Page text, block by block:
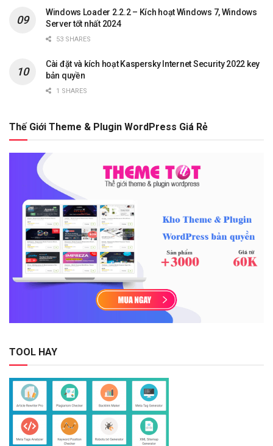
Windows Loader 2.2.2 – Kích hoạt Windows 7, Windows
Server tốt nhất 2024
53 SHARES
Cài đặt và kích hoạt Kaspersky Internet Security 2022 key
bản quyền
1 SHARES
Thế Giới Theme & Plugin WordPress Giá Rẻ
TOOL HAY